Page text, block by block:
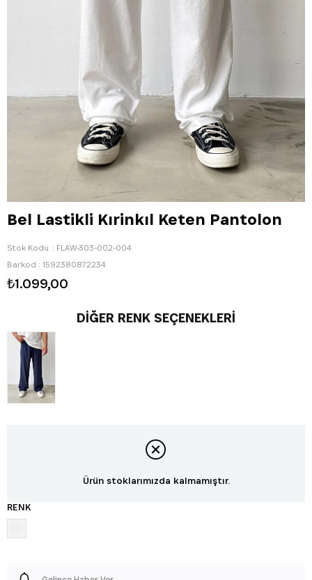
Bel Lastikli Kırinkıl Keten Pantolon
Stok Kodu
FLAW-303-002-004
Barkod : 1592380872234
₺1.099,00
DIĞER RENK SEÇENEKLERI
Ürün stoklarımızda kalmamıştır.
RENK